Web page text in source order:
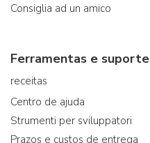
Consiglia ad un amico
Ferramentas e suporte
receitas
Centro de ajuda
Strumenti per sviluppatori
Prazos e custos de entrega